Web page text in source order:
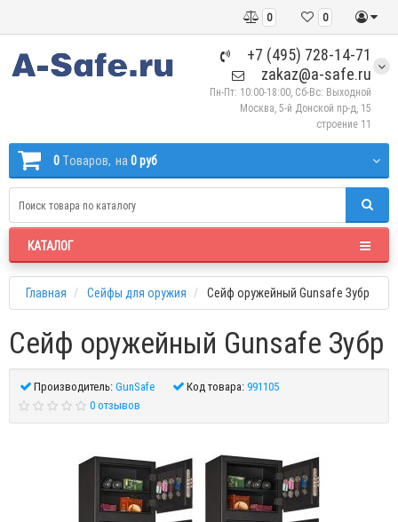
0
0
+7 (495) 728-14-71
zakaz@a-safe.ru
Пн-Пт: 10:00-18:00, Сб-Вс: Выходной
Москва, 5-й Донской пр-д, 15
строение 11
0 Tоваров, на 0 руб
КАТАЛОГ
Главная Сейфы для оружия Сейф оружейный Gunsafe Зубр
Сейф оружейный Gunsafe Зубр
Производитель:GunSafe Код товара:991105
0 отзывов